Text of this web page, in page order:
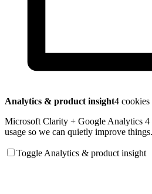
Analytics & product insight4 cookies
Microsoft Clarity + Google Analytics
usage so we can quietly improve
Toggle Analytics & product insight